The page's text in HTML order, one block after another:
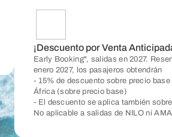
¡Descuento por Venta
Early Booking", salidas en 2027.
enero 2027, los pasajeros obtendrán
- 15% de descuento sobre precio
África (sobre precio base)
- El descuento se aplica también
No aplicable a salidas de NILO ni